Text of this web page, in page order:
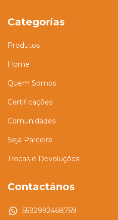
Categorías
Produtos
Home
Quem Somos
Certificações
Comunidades
Seja Parceiro
Trocas e Devoluções
Contactános
5592992468759